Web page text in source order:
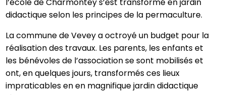
l’école de Charmontey s’est transformé en jardin
didactique selon les principes de la permaculture.
La commune de Vevey a octroyé un budget pour la
réalisation des travaux. Les parents, les enfants et
les bénévoles de l’association se sont mobilisés et
ont, en quelques jours, transformés ces lieux
impraticables en en magnifique jardin didactique